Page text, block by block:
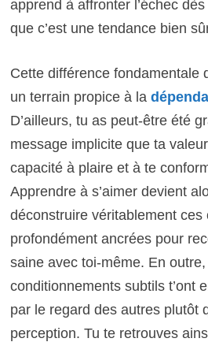
apprend à affronter l’échec
que c’est une tendance bien
Cette différence fondamentale
un terrain propice à la
D’ailleurs, tu as peut-être été
message implicite que ta
capacité à plaire et à te
Apprendre à s’aimer devient
déconstruire véritablement ces
profondément ancrées pour
saine avec toi-même. En
conditionnements subtils t’ont
par le regard des autres plutôt
perception. Tu te retrouves